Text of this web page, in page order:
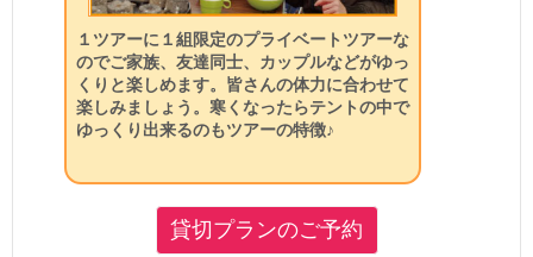
１ツアーに１組限定のプライベートツアーな
のでご家族、友達同士、カップルなどがゆっ
くりと楽しめます。皆さんの体力に合わせて
楽しみましょう。寒くなったらテントの中で
ゆっくり出来るのもツアーの特徴♪
貸切プランのご予約